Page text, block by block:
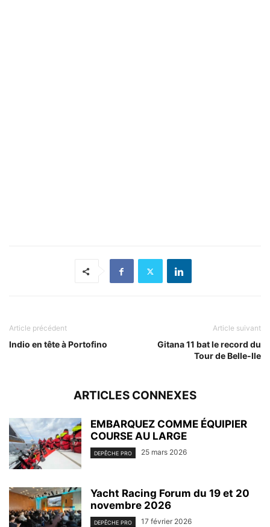
Article précédent
Indio en tête à Portofino
Article suivant
Gitana 11 bat le record du
Tour de Belle-Ile
ARTICLES CONNEXES
EMBARQUEZ COMME ÉQUIPIER
COURSE AU LARGE
DEPÊCHE PRO 25 mars 2026
Yacht Racing Forum du 19 et 20
novembre 2026
DEPÊCHE PRO 17 février 2026